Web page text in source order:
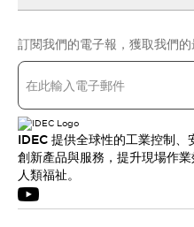
訂閱我們的電子報，獲取我們
IDEC 提供全球性的工業控制
創新產品與服務，提升現場作
人類福祉。